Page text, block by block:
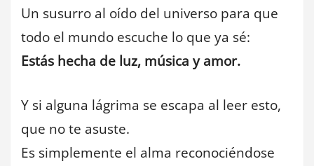
Un susurro al oído del universo para que
todo el mundo escuche lo que ya sé:
Estás hecha de luz, música y amor.
Y si alguna lágrima se escapa al leer esto,
que no te asuste.
Es simplemente el alma reconociéndose